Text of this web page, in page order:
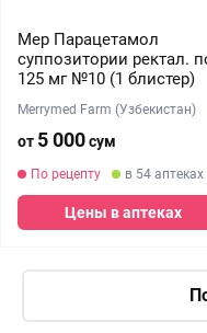
Мер Парацетамол
суппозитории ректал.
125 мг №10 (1 блистер)
Merrymed Farm (Узбекистан)
от 5 000сум
По рецепту в 54 аптеках
Цены в аптеках